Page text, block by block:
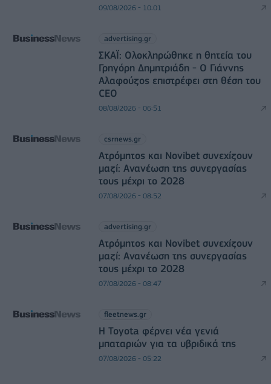
09/08/2026 - 10:01
advertising.gr
ΣΚΑΪ: Ολοκληρώθηκε η θητεία του
Γρηγόρη Δημητριάδη - Ο Γιάννης
Αλαφούζος επιστρέφει στη θέση του
CEO
08/08/2026 - 06:51
csrnews.gr
Ατρόμητος και Novibet συνεχίζουν
μαζί: Ανανέωση της συνεργασίας
τους μέχρι το 2028
07/08/2026 - 08:52
advertising.gr
Ατρόμητος και Novibet συνεχίζουν
μαζί: Ανανέωση της συνεργασίας
τους μέχρι το 2028
07/08/2026 - 08:47
fleetnews.gr
Η Toyota φέρνει νέα γενιά
μπαταριών για τα υβριδικά της
07/08/2026 - 05:22